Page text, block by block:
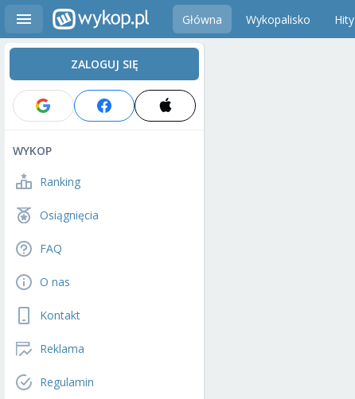
Główna Wykopalisko Hity
ZALOGUJ SIĘ
WYKOP
Ranking
Osiągnięcia
FAQ
O nas
Kontakt
Reklama
Regulamin